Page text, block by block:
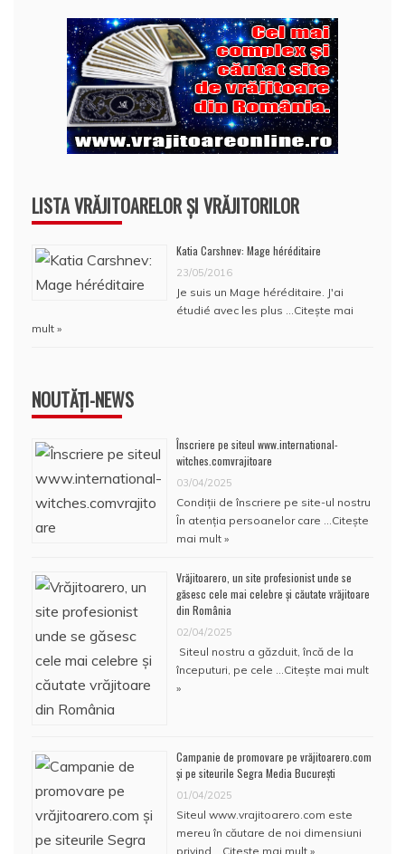
LISTA VRĂJITOARELOR ȘI VRĂJITORILOR
Katia Carshnev: Mage héréditaire
23/05/2016
Je suis un Mage héréditaire. J'ai
étudié avec les plus … Citește mai
mult »
NOUTĂȚI-NEWS
Înscriere pe siteul www.international-
witches.comvrajitoare
03/04/2025
Condiţii de înscriere pe site-ul nostru
În atenţia persoanelor care … Citește
mai mult »
Vrăjitoarero, un site profesionist unde se
găsesc cele mai celebre și căutate vrăjitoare
din România
02/04/2025
Siteul nostru a găzduit, încă de la
începuturi, pe cele … Citește mai mult
»
Campanie de promovare pe vrăjitoarero.com
și pe siteurile Segra Media București
01/04/2025
Siteul www.vrajitoarero.com este
mereu în căutare de noi dimensiuni
privind … Citește mai mult »